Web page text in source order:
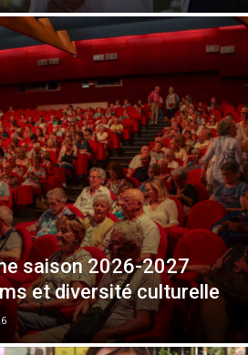
saison 2026-2027
et diversité culturelle